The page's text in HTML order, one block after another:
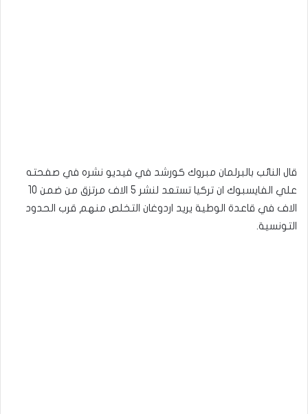
قال النائب بالبرلمان مبروك كورشد في فيديو نشره في صفحته
علي الفايسبوك ان تركيا تستعد لنشر 5 الاف مرتزق من ضمن 10
الاف في قاعدة الوطية يريد اردوغان التخلص منهم قرب الحدود
التونسية.